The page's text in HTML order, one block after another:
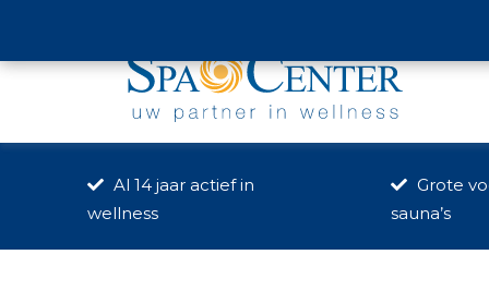
Al 14 jaar actief in
wellness
Grote
sauna’s